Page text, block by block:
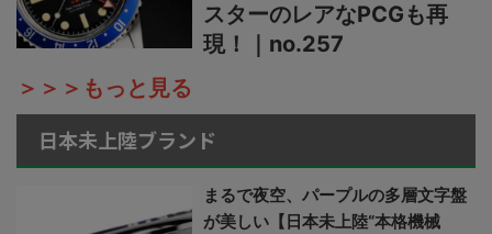
スターのレアなPCGも再
現！｜no.257
＞＞＞もっと見る
日本未上陸ブランド
まるで夜空、パープルの多層文字盤
が美しい【日本未上陸“本格機械